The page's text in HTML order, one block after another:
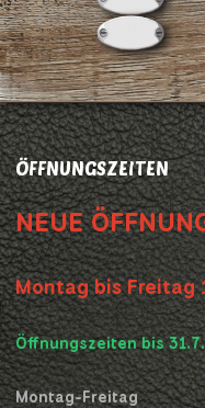
ÖFFNUNGSZEITEN
NEUE
Montag bis Freitag
Öffnungszeiten bis
Montag-Freitag